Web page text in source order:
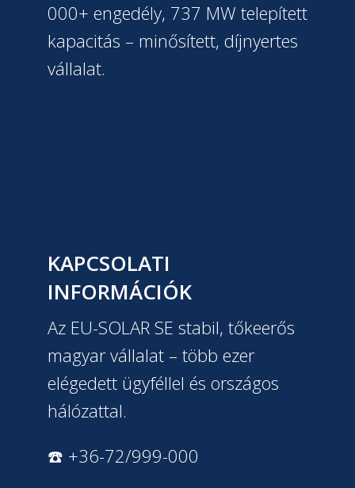
000+ engedély, 737 MW telepített
kapacitás – minősített, díjnyertes
vállalat.
KAPCSOLATI
INFORMÁCIÓK
Az EU-SOLAR SE stabil, tőkeerős
magyar vállalat – több ezer
elégedett ügyféllel és országos
hálózattal.
☎️ +36-72/999-000